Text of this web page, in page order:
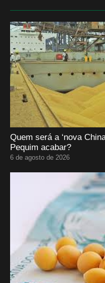
Quem será a ‘nova
Pequim acabar?
6 de agosto de 2026